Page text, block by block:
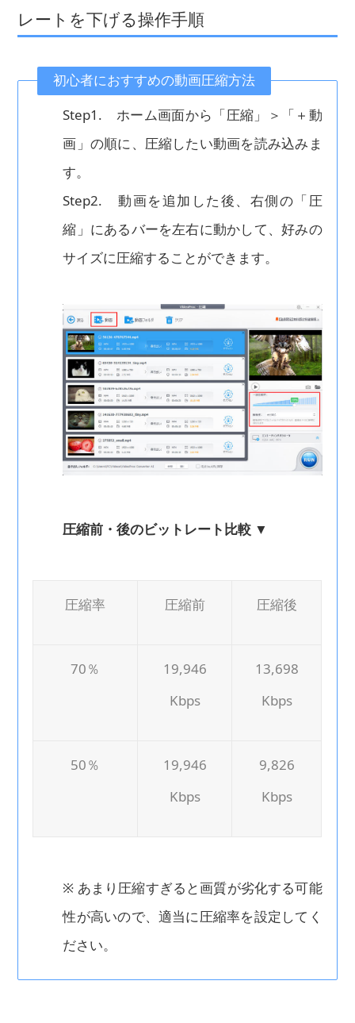
レートを下げる操作手順
初心者におすすめの動画圧縮方法
Step1. ホーム画面から「圧縮」＞「＋動
画」の順に、圧縮したい動画を読み込みま
す。
Step2. 動画を追加した後、右側の「圧
縮」にあるバーを左右に動かして、好みの
サイズに圧縮することができます。
圧縮前・後のビットレート比較 ▼
圧縮率 圧縮前 圧縮後
70％
19,946
Kbps
13,698
Kbps
50％
19,946
Kbps
9,826
Kbps
※ あまり圧縮すぎると画質が劣化する可能
性が高いので、適当に圧縮率を設定してく
ださい。